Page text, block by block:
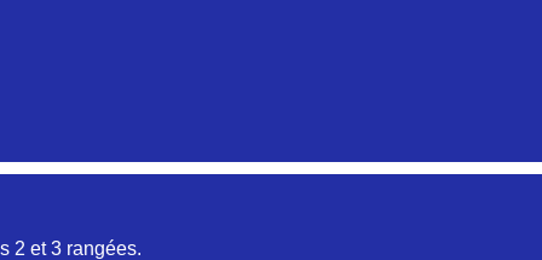
2 et 3 rangées.